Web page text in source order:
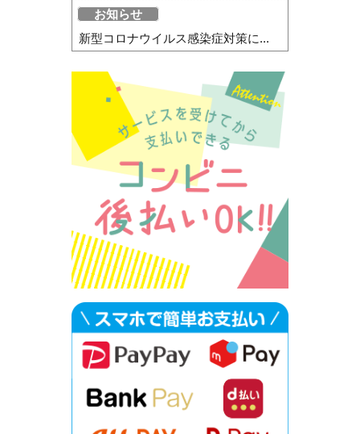
お知らせ
新型コロナウイルス感染症対策に...